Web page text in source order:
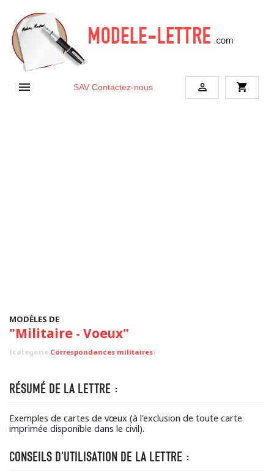
 SAV Contactez-nous  shopping_cart
MODÈLES DE
"Militaire - Voeux"
(categorie Correspondances militaires)
RÉSUMÉ DE LA LETTRE :
Exemples de cartes de vœux (à l'exclusion de toute carte
imprimée disponible dans le civil).
CONSEILS D'UTILISATION DE LA LETTRE :